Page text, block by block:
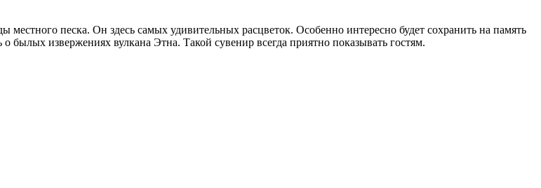
песка. Он здесь самых удивительных расцветок. Особенно интересно будет сохранить на память
извержениях вулкана Этна. Такой сувенир всегда приятно показывать гостям.